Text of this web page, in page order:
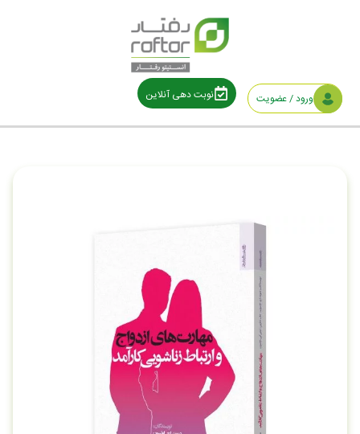
ورود / عضویت نوبت دهی آنلاین
خانه/دسته بندی نشده/ مهارت‌های ازدواج و ارتباط زناشویی کارآمد